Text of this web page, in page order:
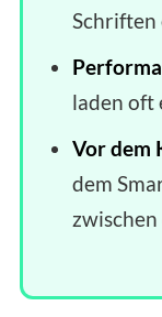
Schriften
laden oft
Vor dem
dem